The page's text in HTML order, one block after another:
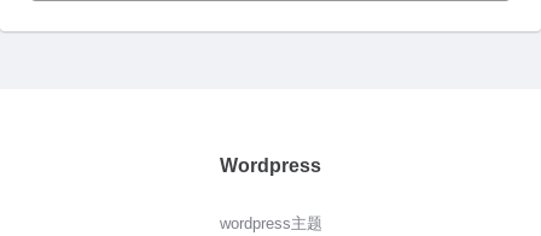
Wordpress
wordpress主题